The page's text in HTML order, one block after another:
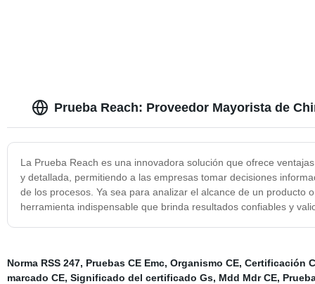
Prueba Reach: Proveedor Mayorista de
La Prueba Reach es una innovadora solución que ofrece
y detallada, permitiendo a las empresas tomar decisiones
de los procesos. Ya sea para analizar el alcance de un
herramienta indispensable que brinda resultados confiables y
Norma RSS 247, Pruebas CE Emc, Organismo CE, Certificación
marcado CE, Significado del certificado Gs, Mdd Mdr CE,